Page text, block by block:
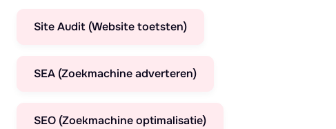
Site Audit (Website toetsten)
SEA (Zoekmachine adverteren)
SEO (Zoekmachine optimalisatie)